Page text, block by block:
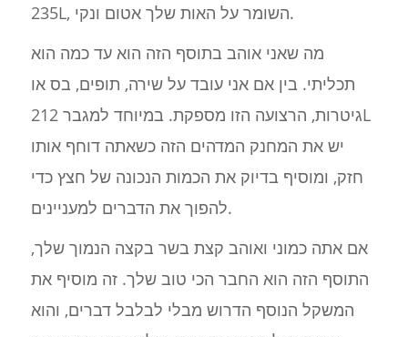
235L, השומר על האות שלך אטום ונקי.
מה שאני אוהב בתוסף הזה הוא עד כמה הוא
תכליתי. בין אם אני עובד על שירה, תופים, בס או
גיטרות, הרצועה הזו מספקת. במיוחד למגבר 212L
יש את המחנק המדהים הזה כשאתה דוחף אותו
חזק, ומוסיף בדיוק את הכמות הנכונה של חצץ כדי
להפוך את הדברים למעניינים.
אם אתה כמוני ואוהב קצת בשר בקצה הנמוך שלך,
התוסף הזה הוא החבר הכי טוב שלך. זה מוסיף את
המשקל הנוסף הדרוש מבלי לבלבל דברים, והוא